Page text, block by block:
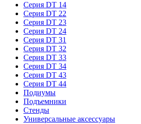
Серия DT 14
Серия DT 22
Серия DT 23
Серия DT 24
Серия DT 31
Серия DT 32
Серия DT 33
Серия DT 34
Серия DT 43
Серия DT 44
Подиумы
Подъемники
Стенды
Универсальные аксессуары